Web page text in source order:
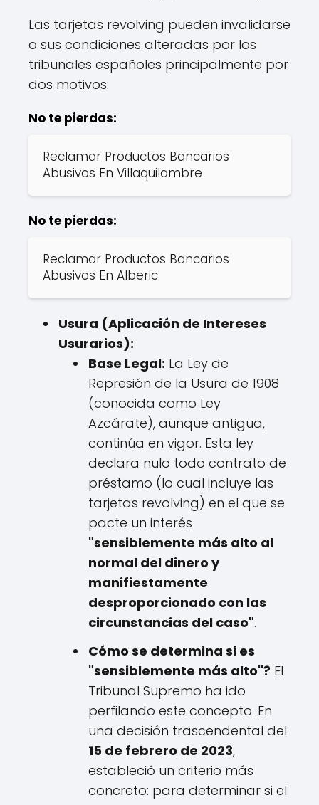
Las tarjetas revolving pueden invalidarse
o sus condiciones alteradas por los
tribunales españoles principalmente por
dos motivos:
No te pierdas:
Reclamar Productos Bancarios
Abusivos En Villaquilambre
No te pierdas:
Reclamar Productos Bancarios
Abusivos En Alberic
Usura (Aplicación de Intereses
Usurarios):
Base Legal: La Ley de
Represión de la Usura de 1908
(conocida como Ley
Azcárate), aunque antigua,
continúa en vigor. Esta ley
declara nulo todo contrato de
préstamo (lo cual incluye las
tarjetas revolving) en el que se
pacte un interés
"sensiblemente más alto al
normal del dinero y
manifiestamente
desproporcionado con las
circunstancias del caso".
Cómo se determina si es
"sensiblemente más alto"? El
Tribunal Supremo ha ido
perfilando este concepto. En
una decisión trascendental del
15 de febrero de 2023,
estableció un criterio más
concreto: para determinar si el